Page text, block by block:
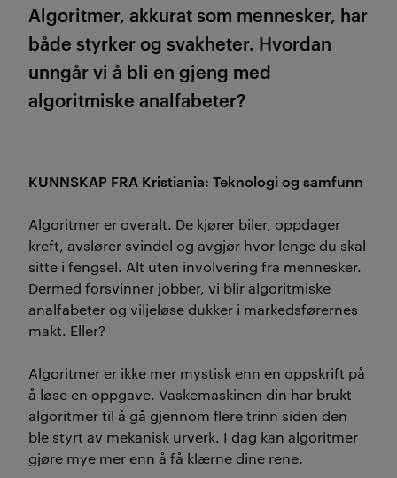
Algoritmer, akkurat som mennesker, har
både styrker og svakheter. Hvordan
unngår vi å bli en gjeng med
algoritmiske analfabeter?
KUNNSKAP FRA Kristiania: Teknologi og samfunn
Algoritmer er overalt. De kjører biler, oppdager
kreft, avslører svindel og avgjør hvor lenge du skal
sitte i fengsel. Alt uten involvering fra mennesker.
Dermed forsvinner jobber, vi blir algoritmiske
analfabeter og viljeløse dukker i markedsførernes
makt. Eller?
Algoritmer er ikke mer mystisk enn en oppskrift på
å løse en oppgave. Vaskemaskinen din har brukt
algoritmer til å gå gjennom flere trinn siden den
ble styrt av mekanisk urverk. I dag kan algoritmer
gjøre mye mer enn å få klærne dine rene.